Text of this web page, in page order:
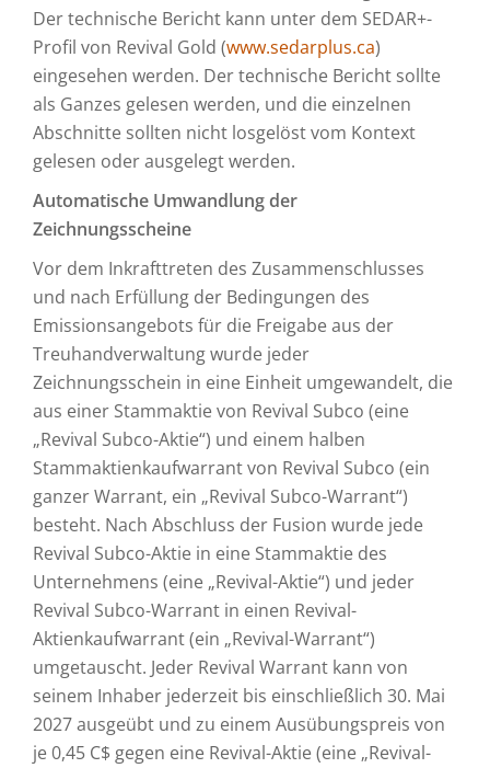
Der technische Bericht kann unter dem SEDAR+-
Profil von Revival Gold (www.sedarplus.ca)
eingesehen werden. Der technische Bericht sollte
als Ganzes gelesen werden, und die einzelnen
Abschnitte sollten nicht losgelöst vom Kontext
gelesen oder ausgelegt werden.
Automatische Umwandlung der
Zeichnungsscheine
Vor dem Inkrafttreten des Zusammenschlusses
und nach Erfüllung der Bedingungen des
Emissionsangebots für die Freigabe aus der
Treuhandverwaltung wurde jeder
Zeichnungsschein in eine Einheit umgewandelt, die
aus einer Stammaktie von Revival Subco (eine
„Revival Subco-Aktie“) und einem halben
Stammaktienkaufwarrant von Revival Subco (ein
ganzer Warrant, ein „Revival Subco-Warrant“)
besteht. Nach Abschluss der Fusion wurde jede
Revival Subco-Aktie in eine Stammaktie des
Unternehmens (eine „Revival-Aktie“) und jeder
Revival Subco-Warrant in einen Revival-
Aktienkaufwarrant (ein „Revival-Warrant“)
umgetauscht. Jeder Revival Warrant kann von
seinem Inhaber jederzeit bis einschließlich 30. Mai
2027 ausgeübt und zu einem Ausübungspreis von
je 0,45 C$ gegen eine Revival-Aktie (eine „Revival-